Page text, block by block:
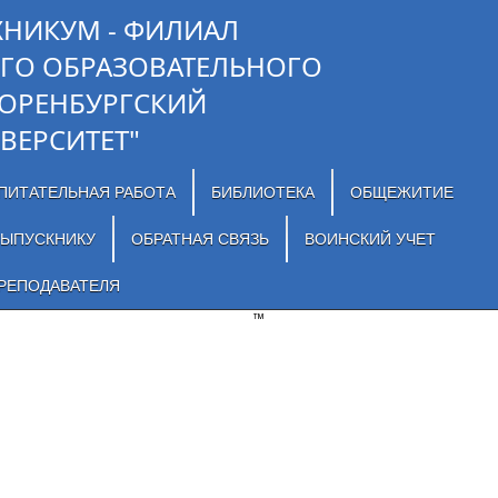
- ФИЛИАЛ
ОБРАЗОВАТЕЛЬНОГО
РАБОТА БИБЛИОТЕКА ОБЩЕЖИТИЕ
ОБРАТНАЯ СВЯЗЬ ВОИНСКИЙ УЧЕТ
™